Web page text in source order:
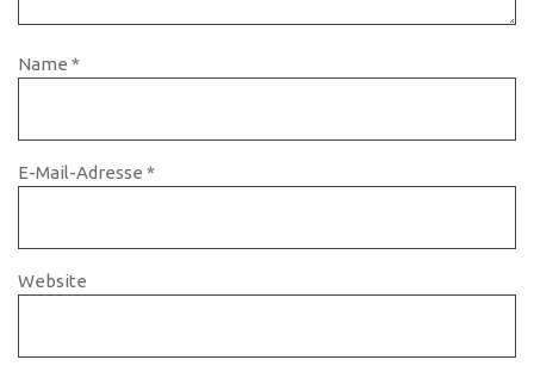
Name *
E-Mail-Adresse *
Website